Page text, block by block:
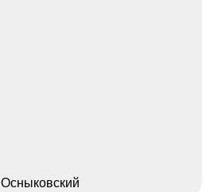
Осныковский